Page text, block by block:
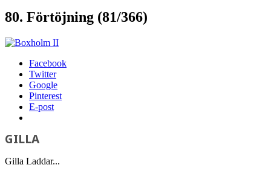
80. Förtöjning (81/366)
Facebook
Twitter
Google
Pinterest
E-post
GILLA
Gilla Laddar...